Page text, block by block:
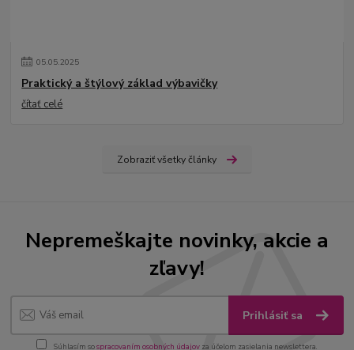
05.05.2025
Praktický a štýlový základ výbavičky
čítať celé
Zobraziť všetky články
Nepremeškajte novinky, akcie a
zľavy!
Prihlásiť sa
Súhlasím sospracovaním osobných údajov za účelom zasielania newslettera.